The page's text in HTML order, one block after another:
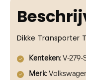
Dikke Transporter
Kenteken: V-279-
Merk: